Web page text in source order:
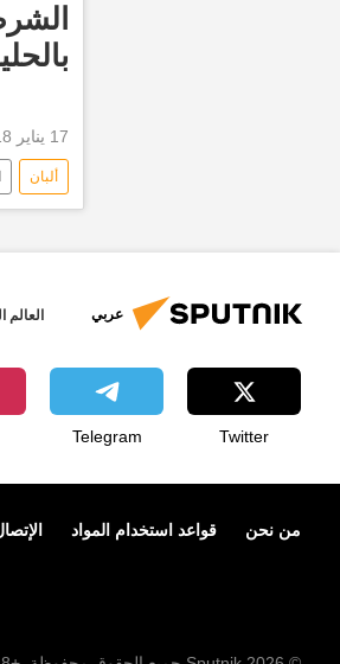
17 يناير 2018, 12:53 GMT
ألبان
عربي العالم
Twitter
Telegram
من نحن قواعد استخدام المواد